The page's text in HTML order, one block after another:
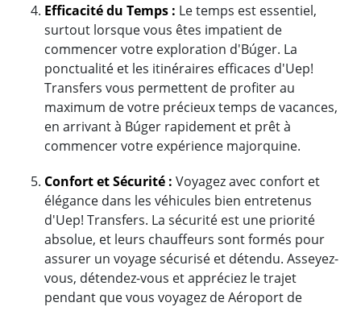
Efficacité du Temps : Le temps est essentiel,
surtout lorsque vous êtes impatient de
commencer votre exploration d'Búger. La
ponctualité et les itinéraires efficaces d'Uep!
Transfers vous permettent de profiter au
maximum de votre précieux temps de vacances,
en arrivant à Búger rapidement et prêt à
commencer votre expérience majorquine.
Confort et Sécurité : Voyagez avec confort et
élégance dans les véhicules bien entretenus
d'Uep! Transfers. La sécurité est une priorité
absolue, et leurs chauffeurs sont formés pour
assurer un voyage sécurisé et détendu. Asseyez-
vous, détendez-vous et appréciez le trajet
pendant que vous voyagez de Aéroport de